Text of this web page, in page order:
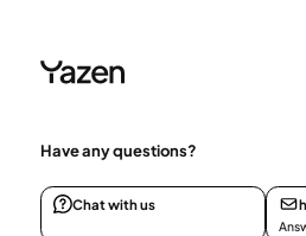
Have any questions?
Chat with us